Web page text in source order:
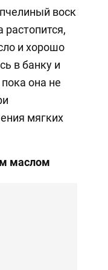
воск
и хорошо
в банку и
она не
мягких
маслом